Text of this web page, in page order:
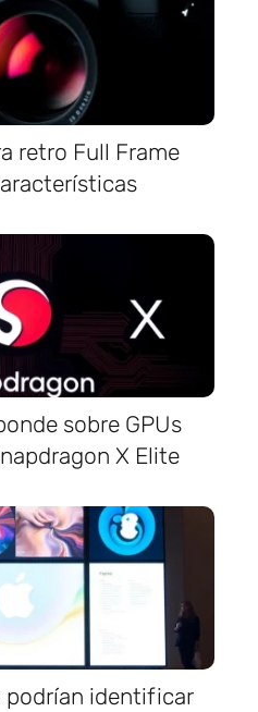
retro Full Frame
sobre GPUs
X Elite
podrían identificar